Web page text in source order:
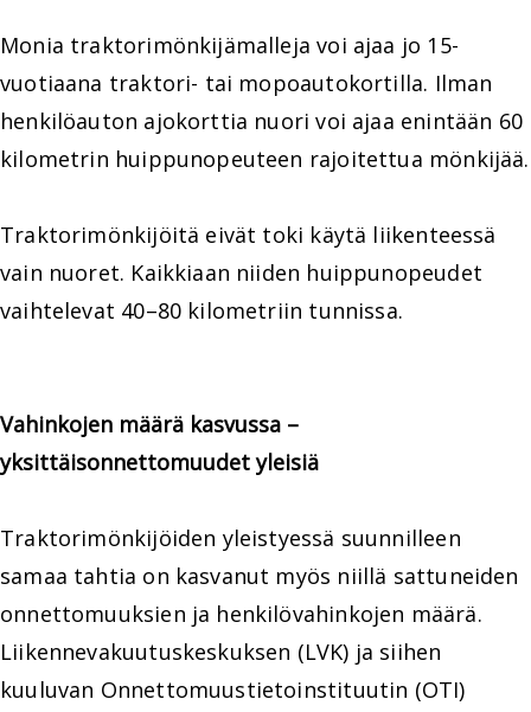
Monia traktorimönkijämalleja voi ajaa jo 15-
vuotiaana traktori- tai mopoautokortilla. Ilman
henkilöauton ajokorttia nuori voi ajaa enintään 60
kilometrin huippunopeuteen rajoitettua mönkijää.
Traktorimönkijöitä eivät toki käytä liikenteessä
vain nuoret. Kaikkiaan niiden huippunopeudet
vaihtelevat 40–80 kilometriin tunnissa.
Vahinkojen määrä kasvussa –
yksittäisonnettomuudet yleisiä
Traktorimönkijöiden yleistyessä suunnilleen
samaa tahtia on kasvanut myös niillä sattuneiden
onnettomuuksien ja henkilövahinkojen määrä.
Liikennevakuutuskeskuksen (LVK) ja siihen
kuuluvan Onnettomuustietoinstituutin (OTI)